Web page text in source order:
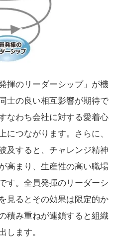
揮のリーダーシップ」が機
士の良い相互影響が期待で
なわち会社に対する愛着心
につながります。さらに、
及すると、チャレンジ精神
高まり、生産性の高い職場
す。全員発揮のリーダーシ
見るとその効果は限定的か
積み重ねが連鎖すると組織
します。